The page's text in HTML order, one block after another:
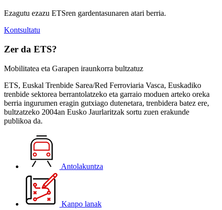
Ezagutu ezazu ETSren gardentasunaren atari berria.
Kontsultatu
Zer da ETS?
Mobilitatea eta Garapen iraunkorra bultzatuz
ETS, Euskal Trenbide Sarea/Red Ferroviaria Vasca, Euskadiko
trenbide sektorea berrantolatzeko eta garraio moduen arteko oreka
berria ingurumen eragin gutxiago dutenetara, trenbidera batez ere,
bultzatzeko 2004an Eusko Jaurlaritzak sortu zuen erakunde
publikoa da.
Antolakuntza
Kanpo lanak